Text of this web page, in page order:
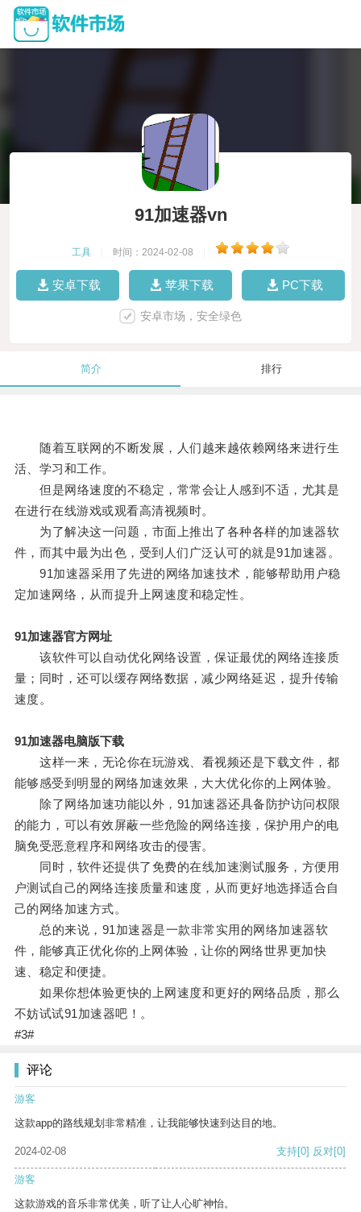
91加速器vn
工具 时间：2024-02-08
安卓下载 苹果下载 PC下载
安卓市场，安全绿色
简介 排行
随着互联网的不断发展，人们越来越依赖网络来进行生
活、学习和工作。
但是网络速度的不稳定，常常会让人感到不适，尤其是
在进行在线游戏或观看高清视频时。
为了解决这一问题，市面上推出了各种各样的加速器软
件，而其中最为出色，受到人们广泛认可的就是91加速器。
91加速器采用了先进的网络加速技术，能够帮助用户稳
定加速网络，从而提升上网速度和稳定性。
91加速器官方网址
该软件可以自动优化网络设置，保证最优的网络连接质
量；同时，还可以缓存网络数据，减少网络延迟，提升传输
速度。
91加速器电脑版下载
这样一来，无论你在玩游戏、看视频还是下载文件，都
能够感受到明显的网络加速效果，大大优化你的上网体验。
除了网络加速功能以外，91加速器还具备防护访问权限
的能力，可以有效屏蔽一些危险的网络连接，保护用户的电
脑免受恶意程序和网络攻击的侵害。
同时，软件还提供了免费的在线加速测试服务，方便用
户测试自己的网络连接质量和速度，从而更好地选择适合自
己的网络加速方式。
总的来说，91加速器是一款非常实用的网络加速器软
件，能够真正优化你的上网体验，让你的网络世界更加快
速、稳定和便捷。
如果你想体验更快的上网速度和更好的网络品质，那么
不妨试试91加速器吧！。
#3#
评论
游客
这款app的路线规划非常精准，让我能够快速到达目的地。
2024-02-08 支持[0] 反对[0]
游客
这款游戏的音乐非常优美，听了让人心旷神怡。